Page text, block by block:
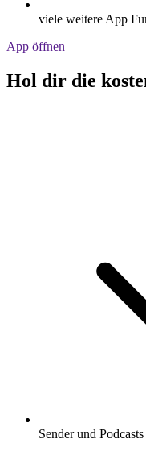
viele weitere App
App öffnen
Hol dir die
Sender und